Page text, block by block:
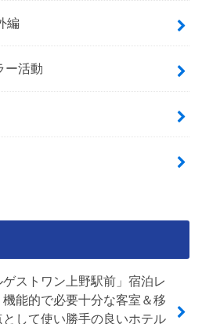
編
ー活動
ゲストワン上野駅前」宿泊レ
機能的で必要十分な客室＆移
して使い勝手の良いホテル